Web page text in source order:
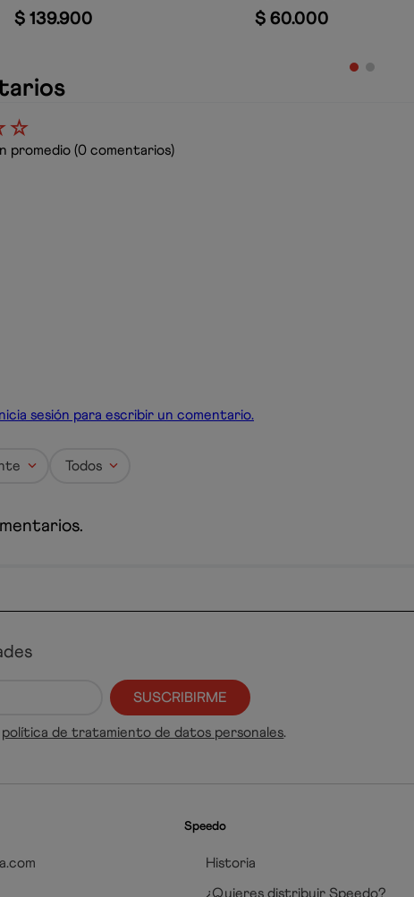
$ 139.900 $ 60.000
☆
promedio (0 comentarios)
sesión para escribir un comentario.
Todos
SUSCRIBIRME
política de tratamiento de datos personales.
Speedo
Historia
¿Quieres distribuir Speedo?